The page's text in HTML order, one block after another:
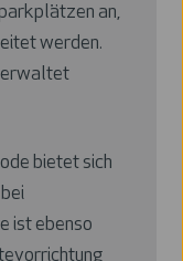
an,
werden.
bietet sich
ist ebenso